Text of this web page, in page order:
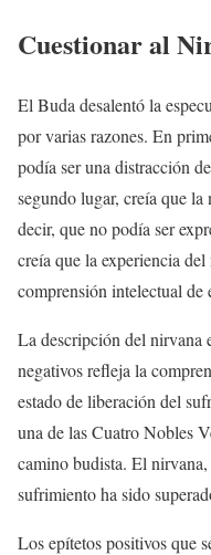
Cuestionar al
El Buda desalentó la
por varias razones. En
podía ser una distracción
segundo lugar, creía que
decir, que no podía ser
creía que la experiencia
comprensión intelectual de
La descripción del nirvana
negativos refleja la
estado de liberación del
una de las Cuatro Nobles
camino budista. El
sufrimiento ha sido
Los epítetos positivos que